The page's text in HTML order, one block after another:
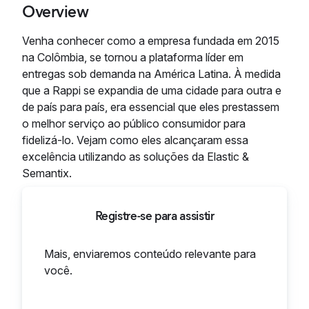
Overview
Venha conhecer como a empresa fundada em 2015
na Colômbia, se tornou a plataforma líder em
entregas sob demanda na América Latina. À medida
que a Rappi se expandia de uma cidade para outra e
de país para país, era essencial que eles prestassem
o melhor serviço ao público consumidor para
fidelizá-lo. Vejam como eles alcançaram essa
excelência utilizando as soluções da Elastic &
Semantix.
Registre-se para assistir
Mais, enviaremos conteúdo relevante para
você.